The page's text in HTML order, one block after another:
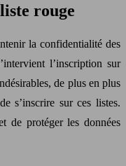
rouge
la confidentialité des
l’inscription sur
de plus en plus
s’inscrire sur ces listes.
de protéger les données